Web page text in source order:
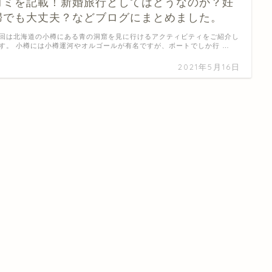
でも大丈夫？などブログにまとめました。
2021年5月16日
は北海道の小樽にある青の洞窟を見に行けるアクティビティをご紹介し
。 小樽には小樽運河やオルゴールが有名ですが、ボートでしか行 …